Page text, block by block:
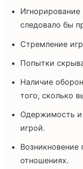
следовало бы
Стремление
Попытки
Наличие
того, сколько
Одержимость и
игрой.
Возникновение
отношениях.